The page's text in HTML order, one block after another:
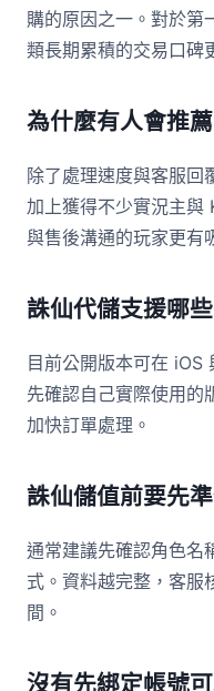
購的原因之一。對於第
類長期累積的交易口碑
為什麼有人會推
除了處理速度與客服回
加上獲得不少實況主與
與售後溝通的玩家更有
誅仙代儲支援哪
目前公開版本可在
先確認自己實際使用的
加快訂單處理。
誅仙儲值前要先
通常建議先確認角色名
式。資料越完整，客服
間。
沒有先綁定帳號